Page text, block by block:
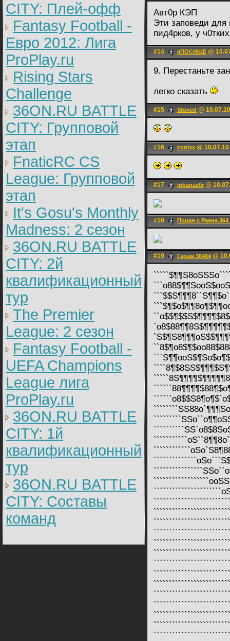
CITY: Плей-офф
Fantasy Football -
Евро 2012: Лига
ProPlay.ru
Rising Stars
Challenge
36ON.RU BATTLE
CITY: Групповой
этап
FnaticRC CS
League: Групповой
этап
It's Gosu's Monthly
Madness: 2 сезон
36ON.RU BATTLE
CITY: 2й
квалификационный
тур
The Premier
League: 2 cезон
Fantasy Football -
UEFA Champions
League лига
ProPlay.ru
36ON.RU BATTLE
CITY: 1й
квалификационный
тур
36ON.RU BATTLE
CITY: Составы
команд
Авт0р КЭП
Эти заповеди для
пид4рков, у
#14 яПОСИЩЕ @
9. Перестаньте
легко сказать
#15 Stoned @
#16 zonixx @
#17 jobanaz0r @
#18 Поцан с Раена
#19 Гараж 36484 @